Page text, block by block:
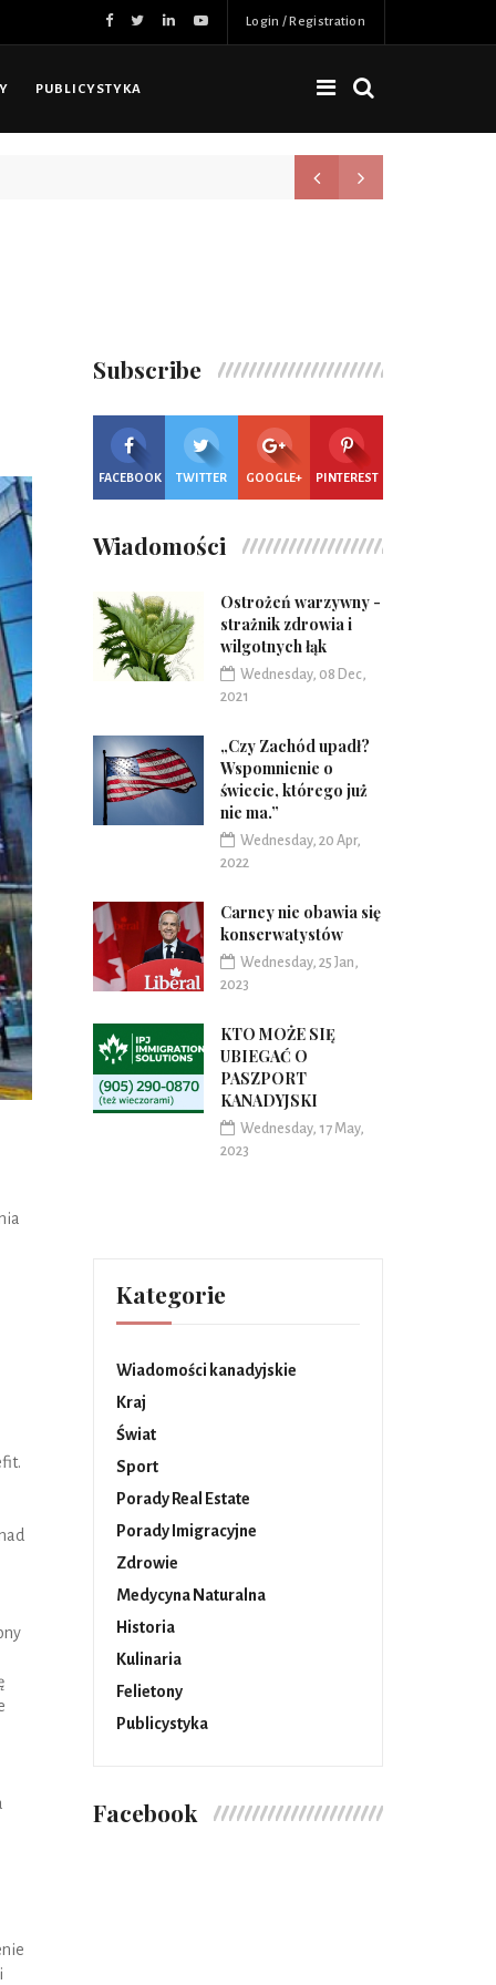
Login / Registration
PUBLICYSTYKA
Nowa jakość, więcej
Subscribe
FACEBOOK TWITTER GOOGLE+ PINTEREST
Wiadomości
Ostrożeń warzywny -
strażnik zdrowia i
wilgotnych łąk
Wednesday, 08 Dec,
2021
„Czy Zachód upadł?
Wspomnienie o
świecie, którego już
nie ma.”
Wednesday, 20 Apr,
2022
Carney nie obawia się
konserwatystów
Wednesday, 25 Jan,
2023
KTO MOŻE SIĘ
UBIEGAĆ O
PASZPORT
KANADYJSKI
Wednesday, 17 May,
2023
Kategorie
Wiadomości kanadyjskie
Kraj
Świat
Sport
Porady Real Estate
Porady Imigracyjne
Zdrowie
Medycyna Naturalna
Historia
Kulinaria
Felietony
Publicystyka
Facebook